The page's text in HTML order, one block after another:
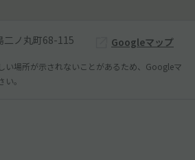
二ノ丸町68-115 Googleマップ
い場所が示されないことがあるため、Googleマ
。